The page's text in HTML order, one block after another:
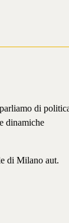
di
dinamiche
di Milano aut.